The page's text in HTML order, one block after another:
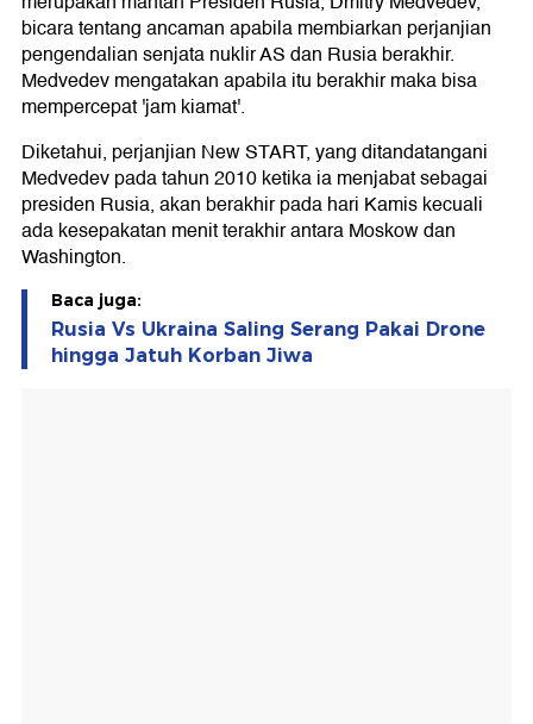
bicara tentang ancaman apabila membiarkan perjanjian
pengendalian senjata nuklir AS dan Rusia berakhir.
Medvedev mengatakan apabila itu berakhir maka bisa
mempercepat 'jam kiamat'.
Diketahui, perjanjian New START, yang ditandatangani
Medvedev pada tahun 2010 ketika ia menjabat sebagai
presiden Rusia, akan berakhir pada hari Kamis kecuali
ada kesepakatan menit terakhir antara Moskow dan
Washington.
Baca juga:
Rusia Vs Ukraina Saling Serang Pakai Drone
hingga Jatuh Korban Jiwa